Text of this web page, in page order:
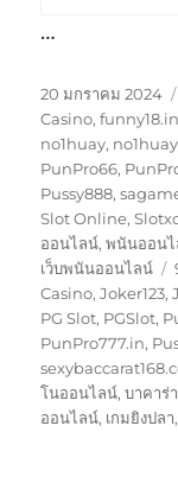
…
เขียน
เมื่อ
20 มกราคม 2024
Casino,
no1huay,
PunPro66,
Pussy888,
Slot Online,
ออนไลน์,พนันออน
เว็บพนันออนไลน์
Casino,Joker123,
PG Slot, PGSlot,
PunPro777.in,
โนออนไลน์,บาคาร่า
ออนไลน์, เกมยิงปลา,